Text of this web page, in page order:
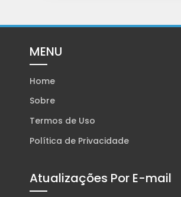
MENU
Home
Sobre
Termos de Uso
Política de Privacidade
Atualizações Por E-mail